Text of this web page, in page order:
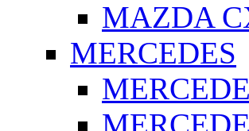
MAZDA
MERCEDES